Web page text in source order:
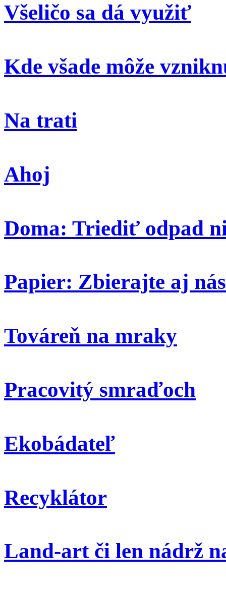
Všeličo sa dá využiť
Kde všade môže
Na trati
Ahoj
Doma: Triediť odpad
Papier: Zbierajte aj
Továreň na mraky
Pracovitý smraďoch
Ekobádateľ
Recyklátor
Land-art či len nádrž